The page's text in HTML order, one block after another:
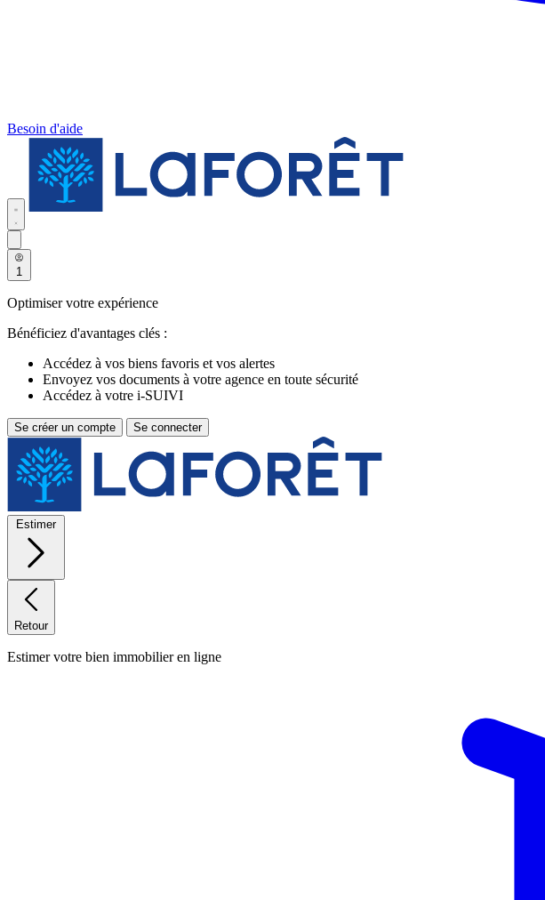
Besoin d'aide
1
Optimiser votre expérience
Bénéficiez d'avantages clés :
Accédez à vos biens favoris et vos alertes
Envoyez vos documents à votre agence en toute sécurité
Accédez à votre i-SUIVI
Se créer un compte Se connecter
Estimer
Retour
Estimer votre bien immobilier en ligne